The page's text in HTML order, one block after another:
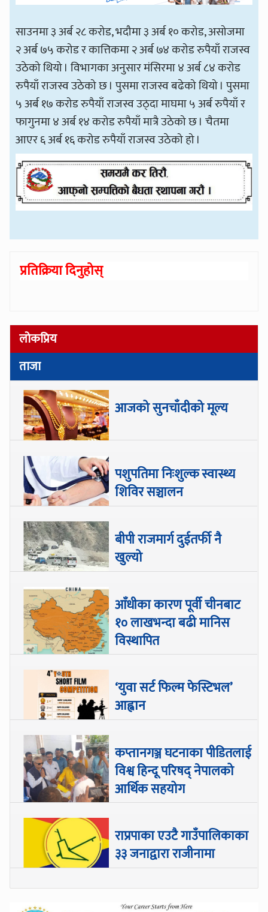
साउनमा ३ अर्ब २८ करोड, भदौमा ३ अर्ब १० करोड, असोजमा
२ अर्ब ७५ करोड र कात्तिकमा २ अर्ब ७४ करोड रुपैयाँ राजस्व
उठेको थियो । विभागका अनुसार मंसिरमा ४ अर्ब ८४ करोड
रुपैयाँ राजस्व उठेको छ । पुसमा राजस्व बढेको थियो । पुसमा
५ अर्ब १७ करोड रुपैयाँ राजस्व उठ्दा माघमा ५ अर्ब रुपैयाँ र
फागुनमा ४ अर्ब १४ करोड रुपैयाँ मात्रै उठेको छ । चैतमा
आएर ६ अर्ब १६ करोड रुपैयाँ राजस्व उठेको हो ।
प्रतिक्रिया दिनुहोस्
लोकप्रिय
ताजा
आजको सुनचाँदीको मूल्य
पशुपतिमा निःशुल्क स्वास्थ्य
शिविर सञ्चालन
बीपी राजमार्ग दुईतर्फी नै
खुल्यो
आँधीका कारण पूर्वी चीनबाट
१० लाखभन्दा बढी मानिस
विस्थापित
‘युवा सर्ट फिल्म फेस्टिभल’
आह्वान
कप्तानगञ्ज घटनाका पीडितलाई
विश्व हिन्दू परिषद् नेपालको
आर्थिक सहयोग
राप्रपाका एउटै गाउँपालिकाका
३३ जनाद्वारा राजीनामा